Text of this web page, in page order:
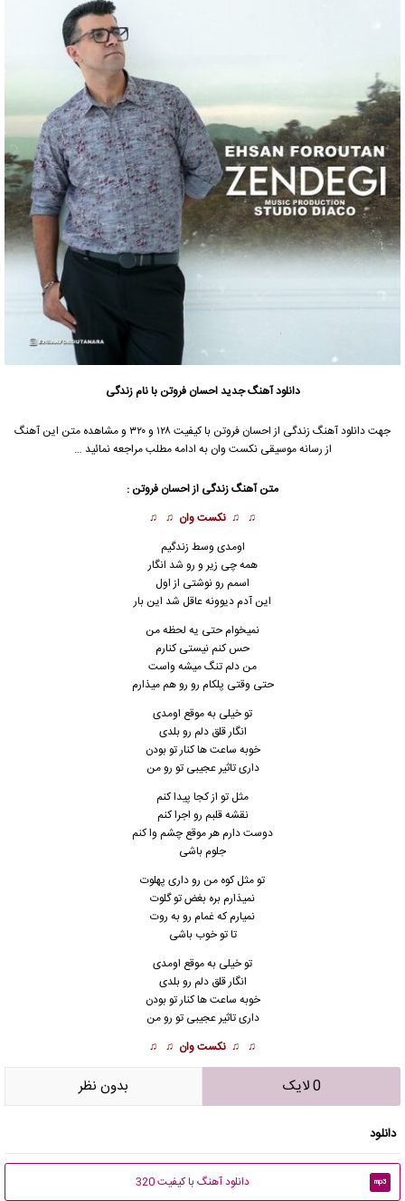
دانلود آهنگ جدیداحسان فروتن با نام زندگی
جهت دانلود آهنگ زندگی از احسان فروتن با کیفیت ۱۲۸ و ۳۲۰ و مشاهده متن این آهنگ
از رسانه موسیقی نکست وان به ادامه مطلب مراجعه نمائید …
متن آهنگ زندگی از احسان فروتن :
♫ ♫ نکست وان ♫ ♫
اومدی وسط زندگیم
همه چی زیر و رو شد انگار
اسمم رو نوشتی از اول
این آدم دیوونه عاقل شد این بار
نمیخوام حتی یه لحظه من
حس کنم نیستی کنارم
من دلم تنگ میشه واست
حتی وقتی پلکام رو رو هم میذارم
تو خیلی به موقع اومدی
انگار قلق دلم رو بلدی
خوبه ساعت ها کنار تو بودن
داری تاثیر عجیبی تو رو من
مثل تو از کجا پیدا کنم
نقشه قلبم رو اجرا کنم
دوست دارم هر موقع چشم وا کنم
جلوم باشی
تو مثل کوه من رو داری پهلوت
نمیذارم بره بغض تو گلوت
نمیارم که غمام رو به روت
تا تو خوب باشی
تو خیلی به موقع اومدی
انگار قلق دلم رو بلدی
خوبه ساعت ها کنار تو بودن
داری تاثیر عجیبی تو رو من
♫ ♫ نکست وان ♫ ♫
0 لایک بدون نظر
دانلود
mp3 دانلود آهنگ با کیفیت 320